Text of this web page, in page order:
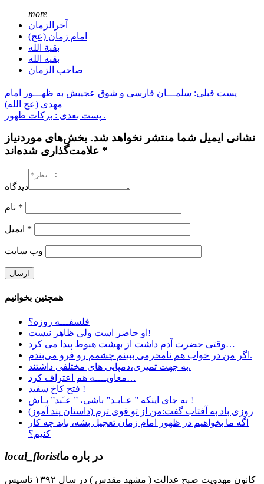
more
آخرالزمان
امام زمان (عج)
بقیة الله
بقیه الله
صاحب الزمان
پست قبلی: سلمـــان فارسی و شوق عجیبش به ظهـــور امام
مهدی (عج الله)
پست بعدی : برکات ظهور .
نشانی ایمیل شما منتشر نخواهد شد. بخش‌های موردنیاز
علامت‌گذاری شده‌اند *
دیدگاه
*
*
وب‌ سایت
همچنین بخوانیم
فلسفـــه روزه؟
او حاضر است ولی ظاهر نیست!
وقتی ﺣﻀﺮﺕ آﺩﻡ داشت از بهشت هبوط پیدا می کرد…
اگر من در خواب هم نامحرمی ببينم چشمم رو فرو می‌بندم.
به جهت تمیزی،دمپایی های مختلفی داشتند.
معاویــــه هم اعتراف کرد…
فتح کاخ سفید !
ﺑﻪ ﺟﺎﯼ ﺍﯾﻨﮑﻪ ” ﻋـﺎﺑـﺪ” ﺑﺎﺷﯽ، ” ﻋـَﺒﺪ” ﺑـﺎﺵ !
روزی باد به آفتاب گفت:من از تو قوی ترم (داستان پند آموز)
اگه ما بخواهیم در ظهور امام زمان تعجیل بشه، باید چه کار
کنیم؟
local_floristدر باره ما
کانون مهدویت صبح عدالت ( مشهد مقدس ) در سال ۱۳۹۲ تاسیس